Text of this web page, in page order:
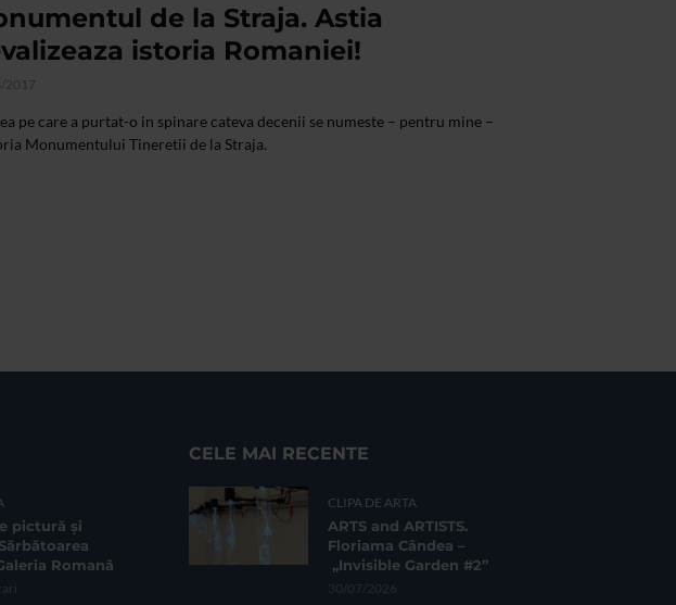
de la Straja. Astia
istoria Romaniei!
2017
pe care a purtat-o in spinare cateva decenii se numeste – pentru mine –
Monumentului Tineretii de la Straja.
pictură și
Romană
CELE MAI RECENTE
CLIPA DE ARTA
ARTS and ARTISTS.
Floriama Cândea –
„Invisible Garden #2”
30/07/2026